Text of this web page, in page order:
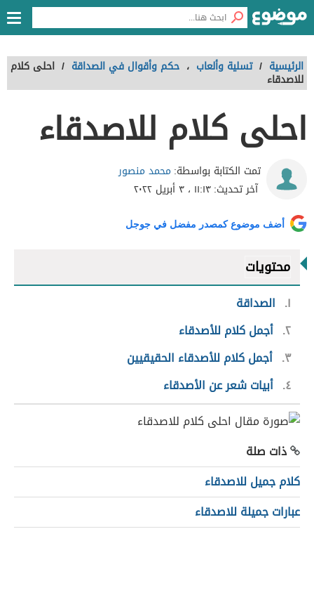
الرئيسية / تسلية وألعاب ، حكم وأقوال في الصداقة / احلى كلام
للاصدقاء
احلى كلام للاصدقاء
تمت الكتابة بواسطة: محمد منصور
آخر تحديث:١١:١٣ ، ٣ أبريل ٢٠٢٢
أضف موضوع كمصدر مفضل في جوجل
محتويات
١
الصداقة
٢ أجمل كلام للأصدقاء
٣ أجمل كلام للأصدقاء الحقيقيين
٤ أبيات شعر عن الأصدقاء
ذات صلة
كلام جميل للاصدقاء
عبارات جميلة للاصدقاء